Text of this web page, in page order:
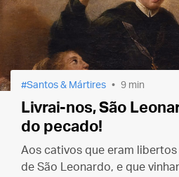
Santos & Mártires 9 min
Livrai-nos, São
do pecado!
Aos cativos que eram
de São Leonardo, e que